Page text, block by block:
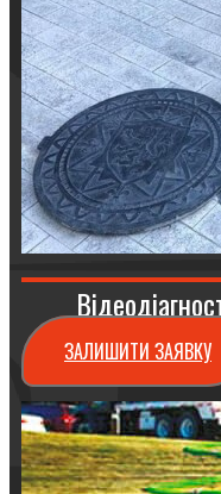
ЗАЛИШИТИ ЗАЯВКУ